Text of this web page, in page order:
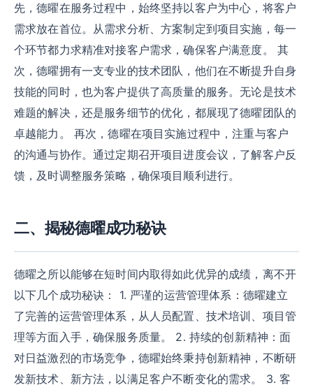
先，德曜在服务过程中，始终坚持以客户为中心，将客户
需求放在首位。从需求分析、方案制定到项目实施，每一
个环节都力求精准对接客户需求，确保客户满意度。 其
次，德曜拥有一支专业的技术团队，他们在不断提升自身
技能的同时，也为客户提供了高质量的服务。无论是技术
难题的解决，还是服务细节的优化，都展现了德曜团队的
卓越能力。 再次，德曜在项目实施过程中，注重与客户
的沟通与协作。通过定期召开项目进度会议，了解客户反
馈，及时调整服务策略，确保项目顺利进行。
二、揭秘德曜成功秘诀
德曜之所以能够在短时间内取得如此优异的成绩，离不开
以下几个成功秘诀： 1. 严谨的运营管理体系：德曜建立
了完善的运营管理体系，从人员配置、技术培训、项目管
理等方面入手，确保服务质量。 2. 持续的创新精神：面
对日益激烈的市场竞争，德曜始终秉持创新精神，不断研
发新技术、新方法，以满足客户不断变化的需求。 3. 客